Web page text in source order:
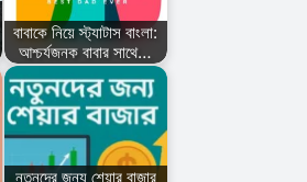
বাবাকে নিয়ে স্ট্যাটাস বাংলা:
আশ্চর্যজনক বাবার সাথে…
নতুনদের জন্য শেয়ার বাজার